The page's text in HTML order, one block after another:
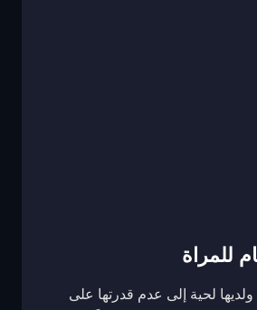
للمراة
لحية إلى عدم قدرتها على